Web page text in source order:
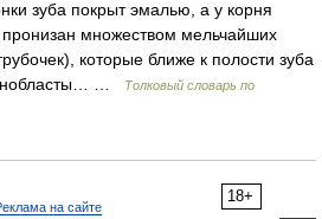
зуба покрыт эмалью, а у корня
множеством мельчайших
которые ближе к полости зуба
…
Толковый словарь по
18+
на сайте